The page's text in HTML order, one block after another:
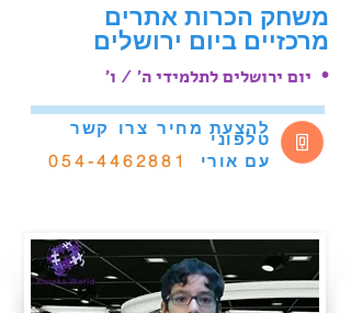
משחק הכרות אתרים
מרכזיים ביום ירושלים
יום ירושלים לתלמידי ה׳ / ו׳ •
להצעת מחיר צרו קשר
טלפוני
עם אורי 054-4462881